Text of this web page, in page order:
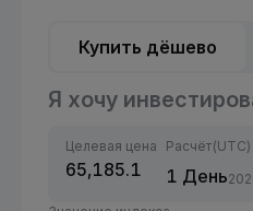
Купить дёшево
Я хочу
Целевая цена
65,185.1
Расчёт(UTC)
1 День